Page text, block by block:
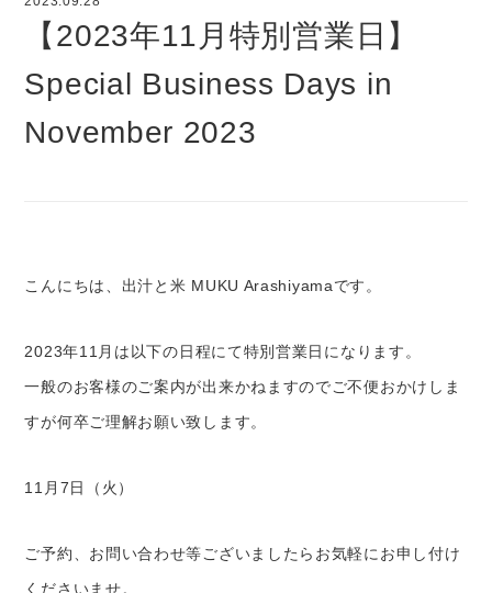
【2023年11月特別営業日】
Special Business Days in
November 2023
こんにちは、出汁と米 MUKU Arashiyamaです。
2023年11月は以下の日程にて特別営業日になります。
一般のお客様のご案内が出来かねますのでご不便おかけしま
すが何卒ご理解お願い致します。
11月7日（火）
ご予約、お問い合わせ等ございましたらお気軽にお申し付け
くださいませ。